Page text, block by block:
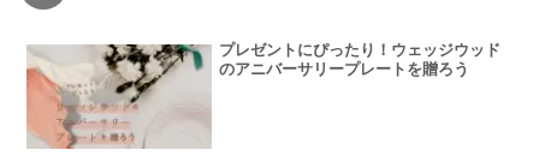
プレゼントにぴったり！ウェッジウッド
のアニバーサリープレートを贈ろう